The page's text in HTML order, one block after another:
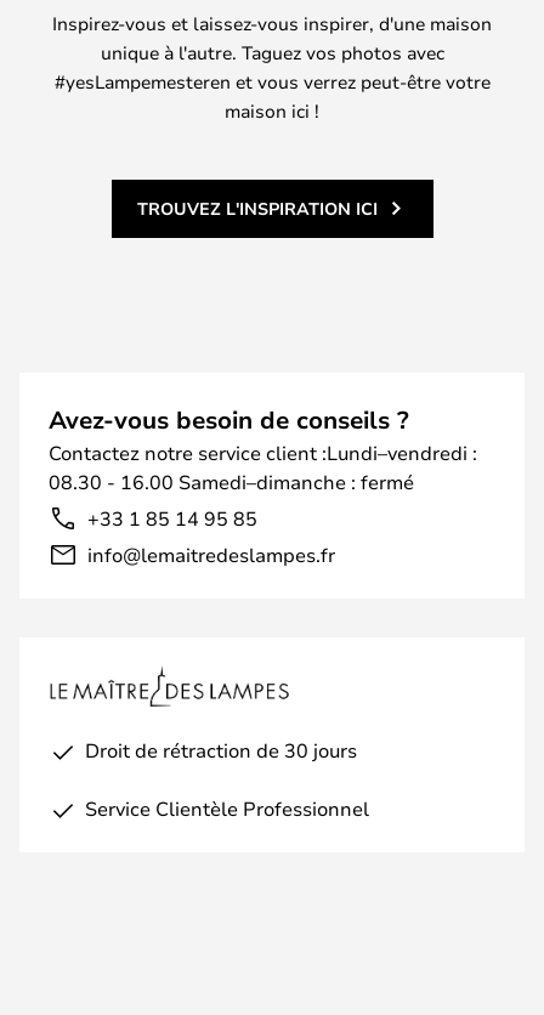
Inspirez-vous et laissez-vous inspirer, d'une maison
unique à l'autre. Taguez vos photos avec
#yesLampemesteren et vous verrez peut-être votre
maison ici !
TROUVEZ L'INSPIRATION ICI
Avez-vous besoin de conseils ?
Contactez notre service client :Lundi–vendredi :
08.30 - 16.00 Samedi–dimanche : fermé
+33 1 85 14 95 85
info@lemaitredeslampes.fr
Droit de rétraction de 30 jours
Service Clientèle Professionnel